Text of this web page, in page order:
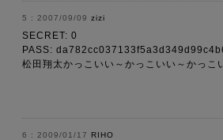
2007/09/09 zizi
SECRET: 0
PASS:
松田翔太かっこいい～かっこいい～かっこ
2009/01/17 RIHO